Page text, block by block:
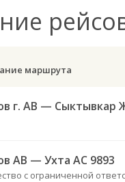
маршрута
г. АВ — Сыктывкар
АВ — Ухта АС 9893